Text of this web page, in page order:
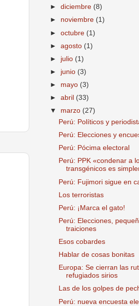
►diciembre (8)
► noviembre (1)
►octubre (1)
►agosto (1)
► julio (1)
► junio (3)
► mayo (3)
►abril (33)
▼ marzo (27)
Perú: Políticos y
Perú: Elecciones y
Perú: Pócima electoral
Perú: PPK «condenar a
transgénicos es
Perú: Fujimori sigue en
Los terroristas
Perú: ¡Marca el gato!
Perú: Elecciones,
traiciones
Esos cobardes
Hablar de cosas bonitas
Europa: Se cierran las
refugiados sirios
Las de los golpes de
Perú: nueva encuesta